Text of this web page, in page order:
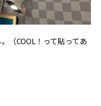
（COOL！って貼ってあ